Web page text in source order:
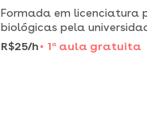
Formada em licenciatura plena em ciências
biológicas pela
(uespi).
R$25/h 1 a aula gratuita